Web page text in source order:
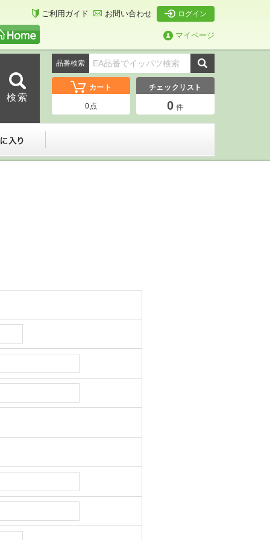
ご利用ガイド お問い合わせ ログイン
マイページ
品番検索
カート
0点
チェックリスト
0 件